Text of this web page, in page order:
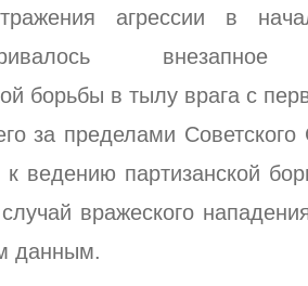
агрессии в
внезапное
борьбы в тылу врага с
за пределами
к ведению партизанской
вражеского
данным.